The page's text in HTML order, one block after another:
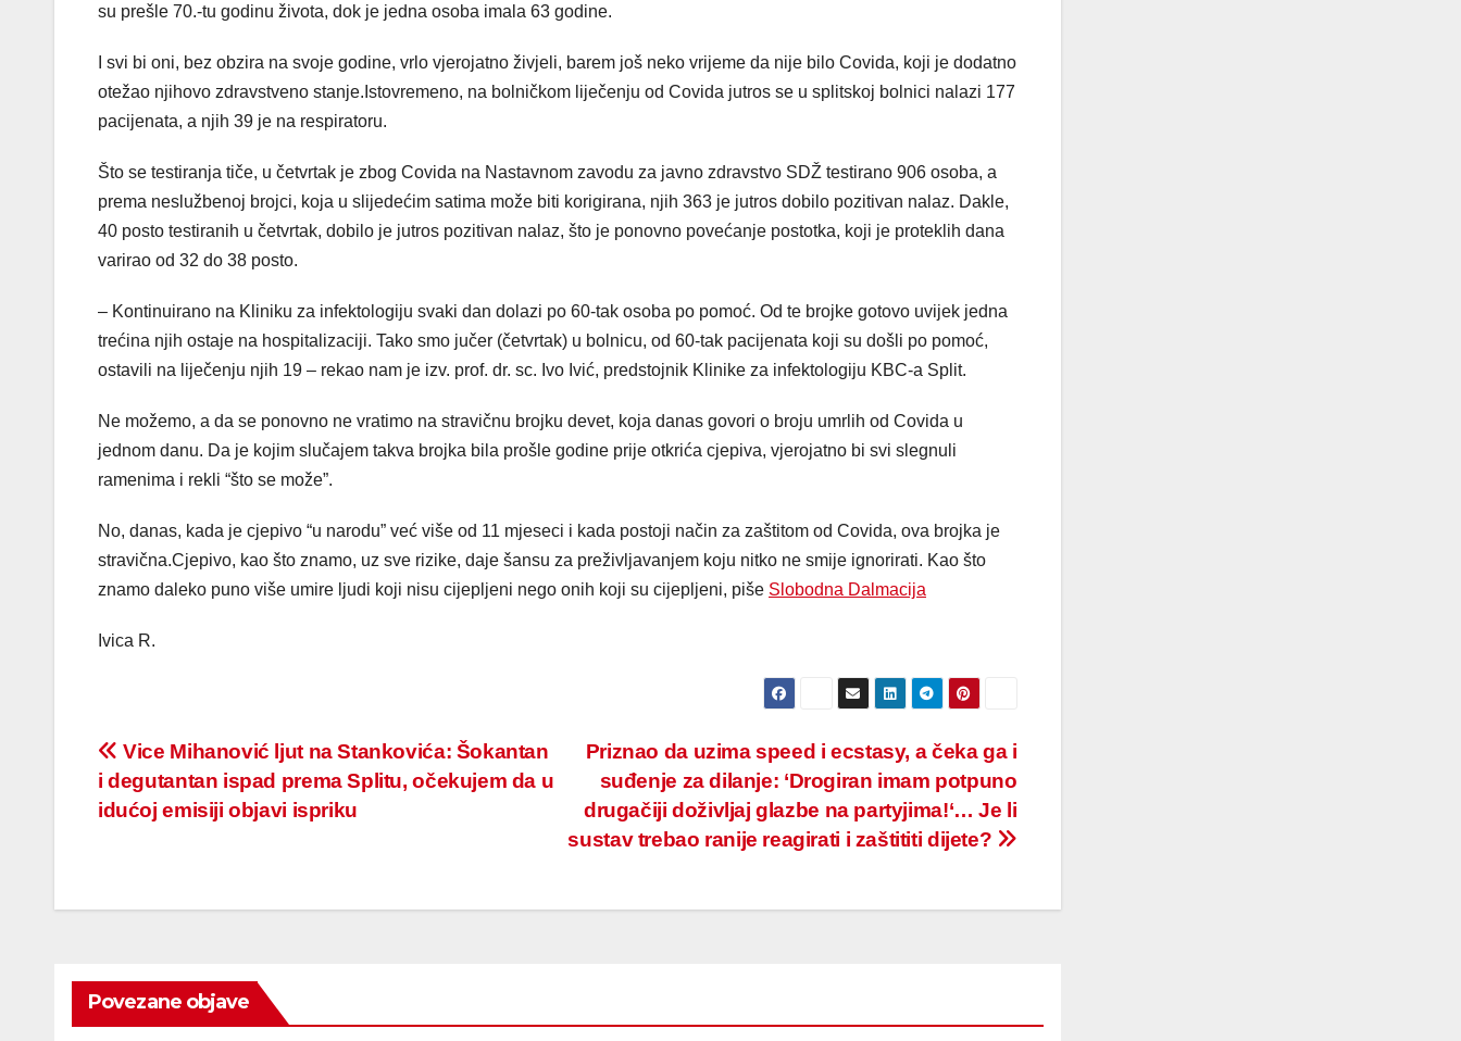
su prešle 70.-tu godinu života, dok je jedna osoba imala 63 godine.
I svi bi oni, bez obzira na svoje godine, vrlo vjerojatno živjeli, barem još neko vrijeme da nije bilo Covida, koji je dodatno
otežao njihovo zdravstveno stanje.Istovremeno, na bolničkom liječenju od Covida jutros se u splitskoj bolnici nalazi 177
pacijenata, a njih 39 je na respiratoru.
Što se testiranja tiče, u četvrtak je zbog Covida na Nastavnom zavodu za javno zdravstvo SDŽ testirano 906 osoba, a
prema neslužbenoj brojci, koja u slijedećim satima može biti korigirana, njih 363 je jutros dobilo pozitivan nalaz. Dakle,
40 posto testiranih u četvrtak, dobilo je jutros pozitivan nalaz, što je ponovno povećanje postotka, koji je proteklih dana
varirao od 32 do 38 posto.
– Kontinuirano na Kliniku za infektologiju svaki dan dolazi po 60-tak osoba po pomoć. Od te brojke gotovo uvijek jedna
trećina njih ostaje na hospitalizaciji. Tako smo jučer (četvrtak) u bolnicu, od 60-tak pacijenata koji su došli po pomoć,
ostavili na liječenju njih 19 – rekao nam je izv. prof. dr. sc. Ivo Ivić, predstojnik Klinike za infektologiju KBC-a Split.
Ne možemo, a da se ponovno ne vratimo na stravičnu brojku devet, koja danas govori o broju umrlih od Covida u
jednom danu. Da je kojim slučajem takva brojka bila prošle godine prije otkrića cjepiva, vjerojatno bi svi slegnuli
ramenima i rekli “što se može”.
No, danas, kada je cjepivo “u narodu” već više od 11 mjeseci i kada postoji način za zaštitom od Covida, ova brojka je
stravična.Cjepivo, kao što znamo, uz sve rizike, daje šansu za preživljavanjem koju nitko ne smije ignorirati. Kao što
znamo daleko puno više umire ljudi koji nisu cijepljeni nego onih koji su cijepljeni, piše Slobodna Dalmacija
Ivica R.
Post
navigation
Priznao da uzima speed i ecstasy, a čeka ga i
suđenje za dilanje: ‘Drogiran imam potpuno
drugačiji doživljaj glazbe na partyjima!‘… Je li
sustav trebao ranije reagirati i zaštititi dijete?
Vice Mihanović ljut na Stankovića: Šokantan
i degutantan ispad prema Splitu, očekujem da u
idućoj emisiji objavi ispriku
Povezane objave